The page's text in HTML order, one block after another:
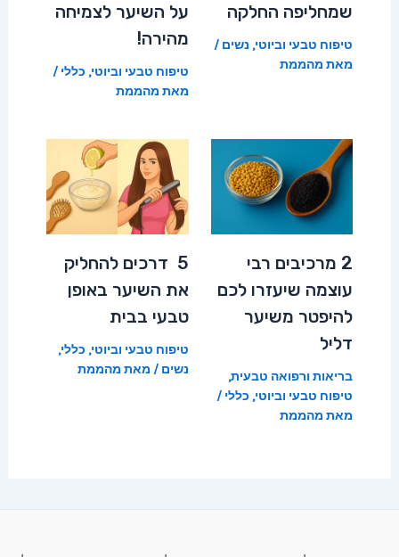
שמחליפה החלקה
טיפוח טבעי וביוטי, נשים /
מאת מהממת
על השיער לצמיחה
מהירה!
טיפוח טבעי וביוטי, כללי /
מאת מהממת
2 מרכיבים רבי
עוצמה שיעזרו לכם
להיפטר משיער
דליל
בריאות ורפואה טבעית,
טיפוח טבעי וביוטי, כללי /
מאת מהממת
5 דרכים להחליק
את השיער באופן
טבעי בבית
טיפוח טבעי וביוטי, כללי,
נשים / מאת מהממת